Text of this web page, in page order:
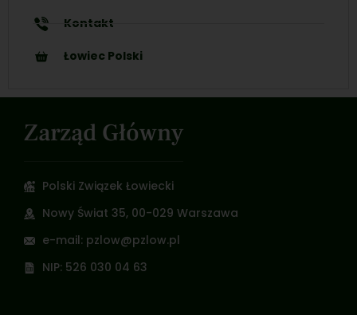
Kontakt
Łowiec Polski
Zarząd Główny
Polski Związek Łowiecki
Nowy Świat 35, 00-029 Warszawa
e-mail: pzlow@pzlow.pl
NIP: 526 030 04 63